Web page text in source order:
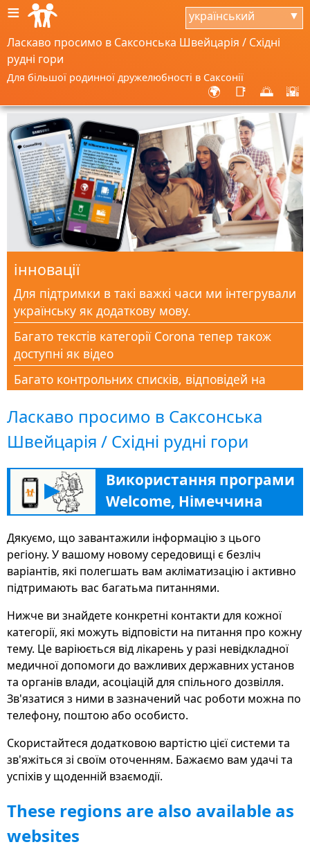
≡ український ▼
Ласкаво просимо в Саксонська Швейцарія / Східні
рудні гори
Для більшої родинної дружелюбності в Саксонії
🌍 📑 🌅 🌇
інновації
Для підтримки в такі важкі часи ми інтегрували
українську як додаткову мову.
Багато текстів категорії Corona тепер також
доступні як відео
Багато контрольних списків, відповідей на
розділі Corona Help
Нова категорія Corona-Aid, щоб підтримати всіх
людей у цей кризовий час знаннями
Новий розділ «Освіта» допомагає багатьма
порадами, адресами та інформацією в
подальшому навчанні, щоб знайти свій шлях на
німецький ринок праці
Додаток Welcome в Німеччині тепер просто та
широко доступний у вигляді веб-версії на
deutschland.welcome-app-germany.de
Платформа Sisters www.Familie-und-Beruf.online
для кращого балансу між роботою та особистим
життям, доступна у вигляді безкоштовних
програм, веб-сайтів і програмного
забезпечення для ПК
У новому розділі «Ринок праці» подано багато
роботу в світі
Анімовані пояснювальні відео безпосередньо в
й вивчити німецьку мову
Тепер доступний також польською та чеською
Ласкаво просимо в Саксонська
Швейцарія / Східні рудні гори
▶
Використання програми
Welcome, Німеччина
Дякуємо, що завантажили інформацію з цього
регіону. У вашому новому середовищі є безліч
варіантів, які полегшать вам акліматизацію і активно
підтримають вас багатьма питаннями.
Нижче ви знайдете конкретні контакти для кожної
категорії, які можуть відповісти на питання про кожну
тему. Це варіюється від лікарень у разі невідкладної
медичної допомоги до важливих державних установ
та органів влади, асоціацій для спільного дозвілля.
Зв'язатися з ними в зазначений час роботи можна по
телефону, поштою або особисто.
Скористайтеся додатковою вартістю цієї системи та
зв'яжіться зі своїм оточенням. Бажаємо вам удачі та
успіхів у щоденній взаємодії.
These regions are also available as
websites